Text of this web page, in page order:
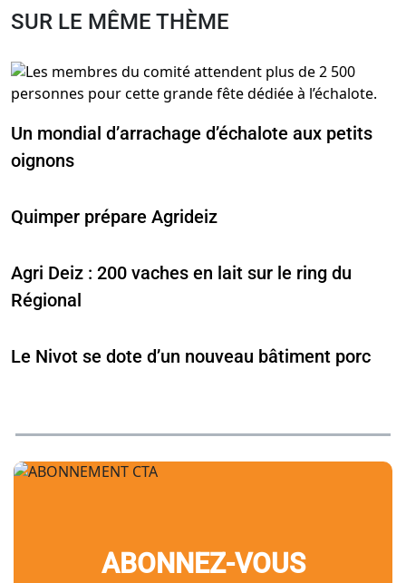
SUR LE MÊME THÈME
Un mondial d’arrachage d’échalote aux petits
oignons
Quimper prépare Agrideiz
Agri Deiz : 200 vaches en lait sur le ring du
Régional
Le Nivot se dote d’un nouveau bâtiment porc
ABONNEZ-VOUS